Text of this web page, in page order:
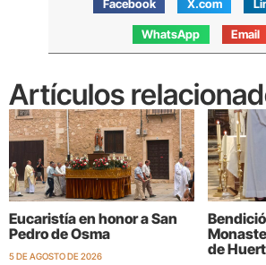
Facebook X.com
WhatsApp Email
Artículos
Eucaristía en honor a San
Pedro de Osma
5 DE AGOSTO DE 2026
de